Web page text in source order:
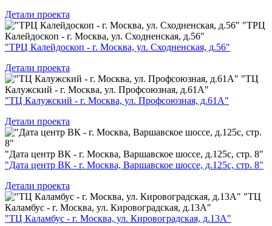
Детали проекта
"ТРЦ
Калейдоскоп - г. Москва, ул. Сходненская, д.56"
"ТРЦ Калейдоскоп - г. Москва, ул. Сходненская, д.56"
Детали проекта
"ТЦ
Калужский - г. Москва, ул. Профсоюзная, д.61А"
"ТЦ Калужский - г. Москва, ул. Профсоюзная, д.61А"
Детали проекта
"Дата центр ВК - г. Москва, Варшавское шоссе, д.125с, стр. 8"
"Дата центр ВК - г. Москва, Варшавское шоссе, д.125с, стр. 8"
Детали проекта
"ТЦ
Каламбус - г. Москва, ул. Кировоградская, д.13А"
"ТЦ Каламбус - г. Москва, ул. Кировоградская, д.13А"